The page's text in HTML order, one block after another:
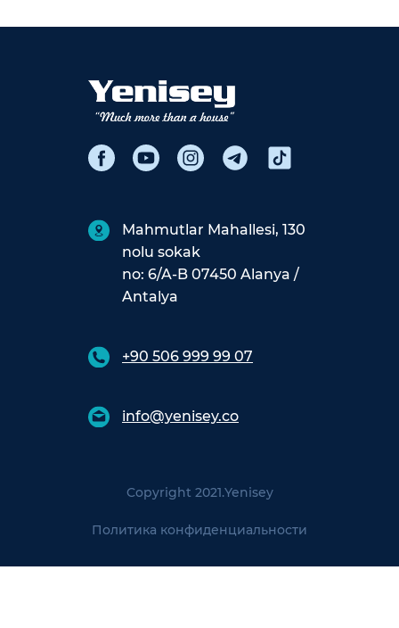
Mahmutlar Mahallesi, 130
nolu sokak
no: 6/A-B 07450 Alanya /
Antalya
+90 506 999 99 07
info@yenisey.co
Copyright 2021.Yenisey
Политика конфиденциальности